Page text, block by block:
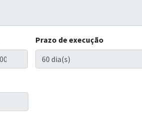
Prazo de execução